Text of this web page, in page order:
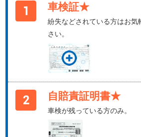
車検証★
紛失などされている方はお気
さい。
自賠責証明書★
車検が残っている方のみ。